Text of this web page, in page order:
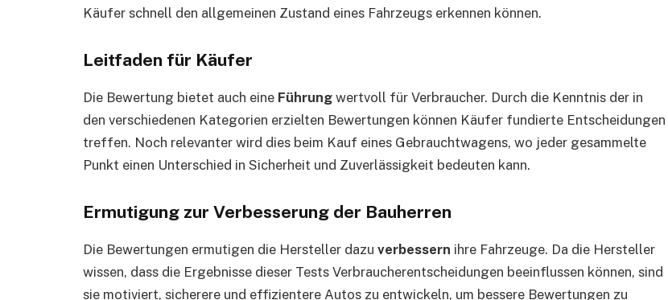
Käufer schnell den allgemeinen Zustand eines Fahrzeugs erkennen können.
Leitfaden für Käufer
Die Bewertung bietet auch eine Führung wertvoll für Verbraucher. Durch die Kenntnis der in
den verschiedenen Kategorien erzielten Bewertungen können Käufer fundierte Entscheidungen
treffen. Noch relevanter wird dies beim Kauf eines Gebrauchtwagens, wo jeder gesammelte
Punkt einen Unterschied in Sicherheit und Zuverlässigkeit bedeuten kann.
Ermutigung zur Verbesserung der Bauherren
Die Bewertungen ermutigen die Hersteller dazu verbessern ihre Fahrzeuge. Da die Hersteller
wissen, dass die Ergebnisse dieser Tests Verbraucherentscheidungen beeinflussen können, sind
sie motiviert, sicherere und effizientere Autos zu entwickeln, um bessere Bewertungen zu